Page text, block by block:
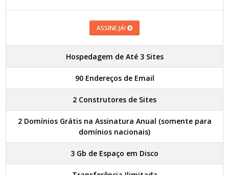
ASSINE JÁ!
Hospedagem de Até 3 Sites
90 Endereços de Email
2 Construtores de Sites
2 Domínios Grátis na Assinatura Anual (somente para
domínios nacionais)
3 Gb de Espaço em Disco